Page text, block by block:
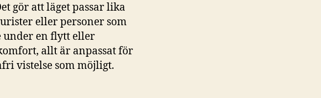
gör att läget passar lika
eller personer som
under en flytt eller
allt är anpassat för
vistelse som möjligt.